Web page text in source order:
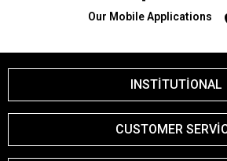
Our Mobile Applications
INSTİTUTİONAL
CUSTOMER